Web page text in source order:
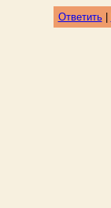
Ответить|